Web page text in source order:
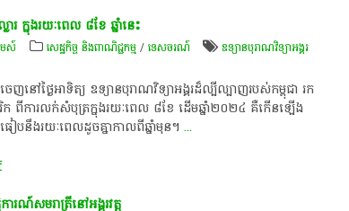
ក្នុង​រយៈពេល ៨ខែ ឆ្នាំនេះ
មស៍ សេដ្ឋកិច្ច និងពាណិជ្ជកម្ម/ទេសចរណ៍
ឧទ្យានបុរាណវិទ្យាអង្គរ
នៅ​ថ្ងៃអាទិត្យ ឧទ្យាន​បុរាណវិទ្យា​អង្គរ​ដ៏​ល្បីល្បាញ​របស់​កម្ពុជា រក​
ពី​ការលក់​សំបុត្រ​ក្នុង​រយៈពេល ៨ខែ ដើមឆ្នាំ២០២៤ គឺ​កើន​ឡើង
នឹង​រយៈពេល​ដូចគ្នា​កាល​ពី​ឆ្នាំមុន។ ...
រណ៍​សម​រាត្រី​នៅ​អង្គរវត្ត​